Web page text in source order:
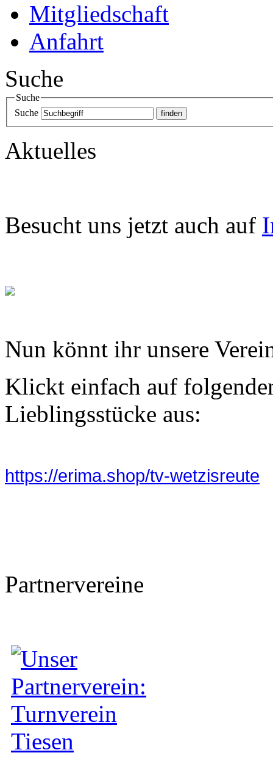
Mitgliedschaft
Anfahrt
Suche
Suche
Suche
Aktuelles
Besucht uns jetzt auch auf
Nun könnt ihr unsere
Klickt einfach auf
Lieblingsstücke aus:
https://erima.shop/tv-wetzisreute
Partnervereine